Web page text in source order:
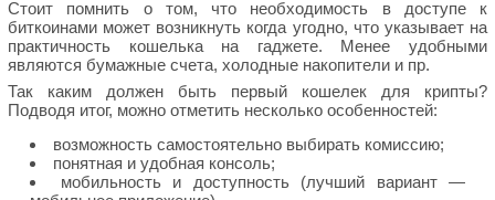
Стоит помнить о том, что необходимость в доступе к
биткоинами может возникнуть когда угодно, что указывает на
практичность кошелька на гаджете. Менее удобными
являются бумажные счета, холодные накопители и пр.
Так каким должен быть первый кошелек для крипты?
Подводя итог, можно отметить несколько особенностей:
возможность самостоятельно выбирать комиссию;
понятная и удобная консоль;
мобильность и доступность (лучший вариант —